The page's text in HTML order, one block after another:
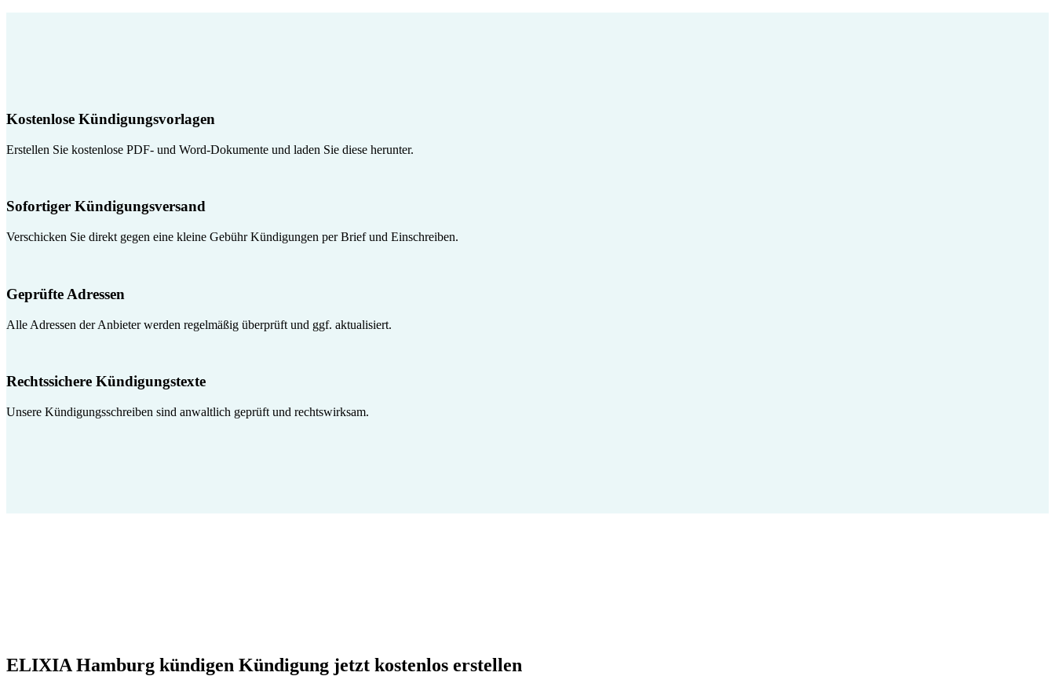
Kostenlose Kündigungsvorlagen
Erstellen Sie kostenlose PDF- und Word-Dokumente und laden Sie diese herunter.
Sofortiger Kündigungsversand
Verschicken Sie direkt gegen eine kleine Gebühr Kündigungen per Brief und Einschreiben.
Geprüfte Adressen
Alle Adressen der Anbieter werden regelmäßig überprüft und ggf. aktualisiert.
Rechtssichere Kündigungstexte
Unsere Kündigungsschreiben sind anwaltlich geprüft und rechtswirksam.
ELIXIA Hamburg kündigen Kündigung jetzt kostenlos erstellen